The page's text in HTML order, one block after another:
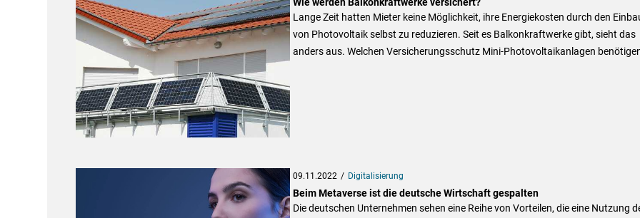
Lange Zeit hatten Mieter keine Möglichkeit, ihre Energiekosten durch den
von Photovoltaik selbst zu reduzieren. Seit es Balkonkraftwerke gibt, sieht das
anders aus. Welchen Versicherungsschutz Mini-Photovoltaikanlagen
09.11.2022 Digitalisierung
Beim Metaverse ist die deutsche Wirtschaft gespalten
Die deutschen Unternehmen sehen eine Reihe von Vorteilen, die eine Nutzung